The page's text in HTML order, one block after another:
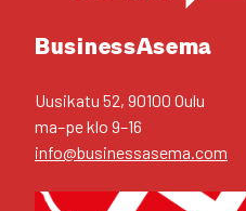
Business­Asema
Uusi­ka­tu 52, 90100 Oulu
ma–pe klo 9–16
info@businessasema.com